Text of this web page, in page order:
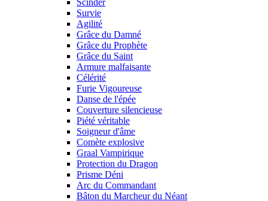
Scinder
Survie
Agilité
Grâce du Damné
Grâce du Prophète
Grâce du Saint
Armure malfaisante
Célérité
Furie Vigoureuse
Danse de l'épée
Couverture silencieuse
Piété véritable
Soigneur d'âme
Comète explosive
Graal Vampirique
Protection du Dragon
Prisme Déni
Arc du Commandant
Bâton du Marcheur du Néant